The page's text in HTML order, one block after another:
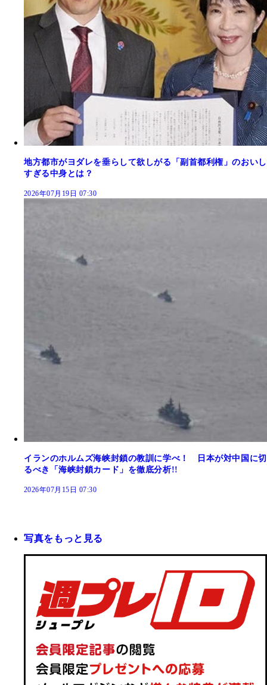
地方都市がヨダレを垂らして欲しがる「副首都利権」のおいし
すぎる中身とは？
2026年07月19日 07:30
イランのホルムズ海峡封鎖の教訓に学べ！ 日本が対中国に切
るべき「海峡封鎖カード」を徹底分析!!
2026年07月15日 07:30
写真をもっと見る